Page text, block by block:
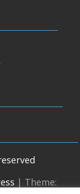
| Theme: